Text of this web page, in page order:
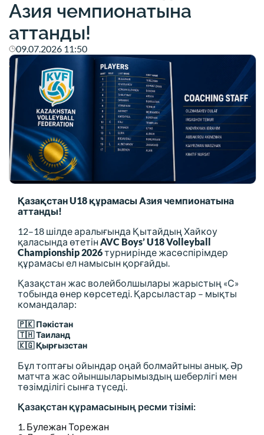
Азия чемпионатына
аттанды!
09.07.2026 11:50
Қазақстан U18 құрамасы Азия чемпионатына
аттанды!
12–18 шілде аралығында Қытайдың Хайкоу
қаласында өтетін AVC Boys’ U18 Volleyball
Championship 2026турнирінде жасөспірімдер
құрамасы ел намысын қорғайды.
Қазақстан жас волейболшылары жарыстың «С»
тобында өнер көрсетеді. Қарсыластар – мықты
командалар:
🇵🇰Пәкістан
🇹🇭Таиланд
🇰🇬Қырғызстан
Бұл топтағы ойындар оңай болмайтыны анық. Әр
матчта жас ойыншыларымыздың шеберлігі мен
төзімділігі сынға түседі.
Қазақстан құрамасының ресми тізімі:
1. Булежан Торежан